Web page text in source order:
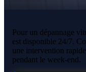
Pour un dépannage
est disponible 24/7.
une intervention
pendant le week-end.